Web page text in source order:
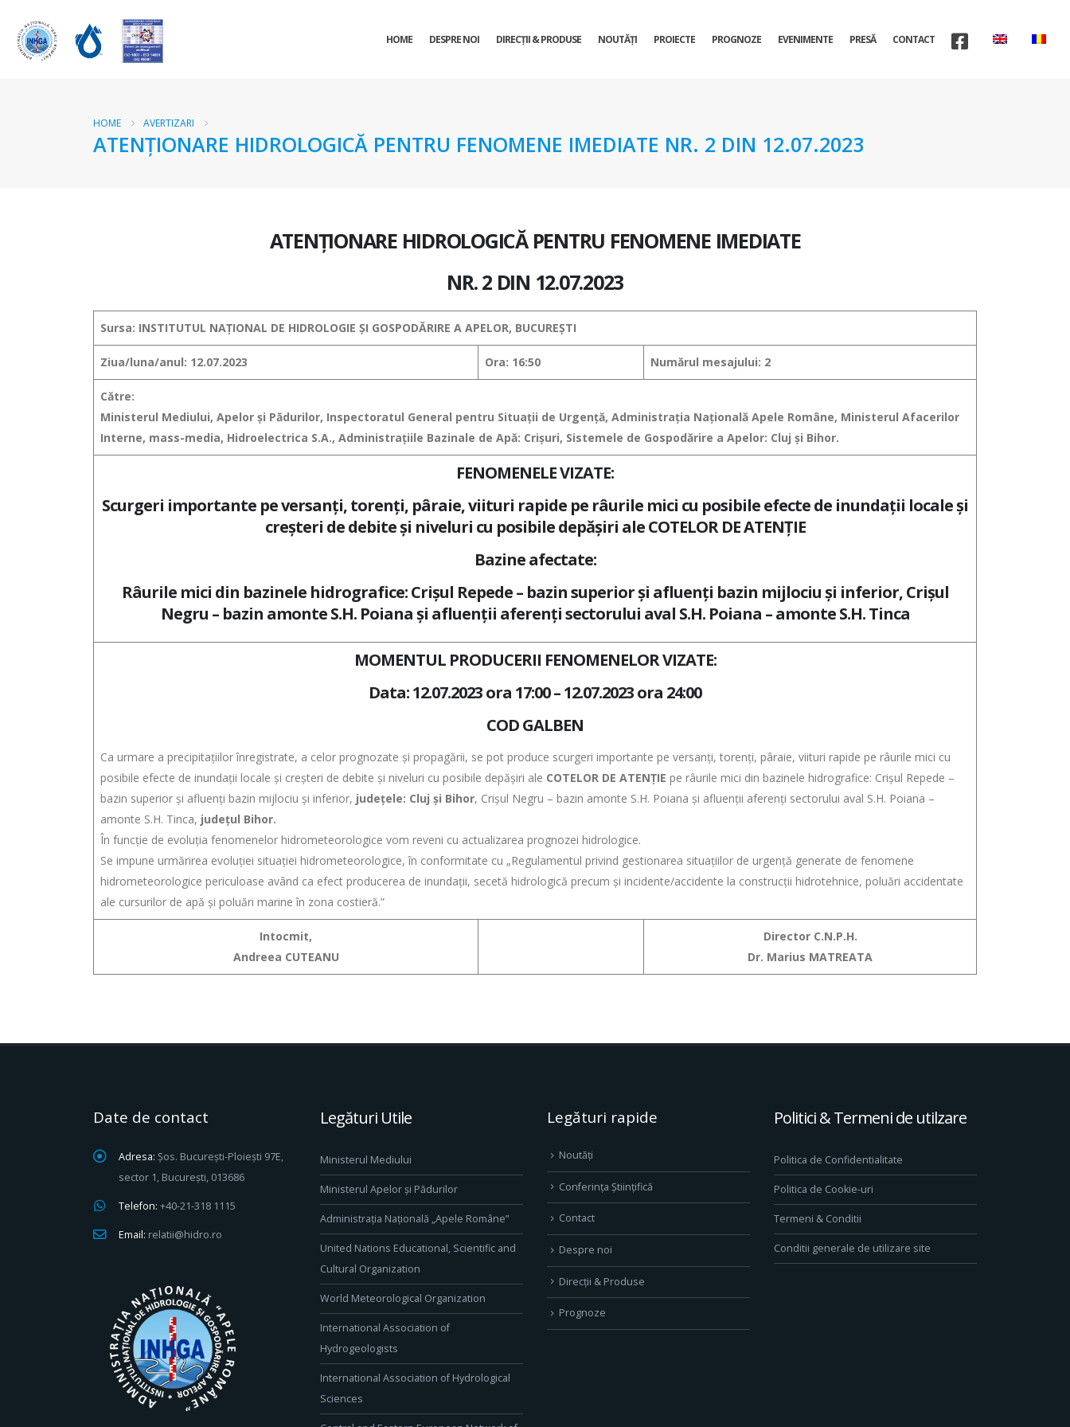
HOME DESPRE NOI DIRECŢII & PRODUSE NOUTĂȚI PROIECTE PROGNOZE EVENIMENTE PRESĂ CONTACT
HOME AVERTIZARI
ATENŢIONARE HIDROLOGICĂ PENTRU FENOMENE IMEDIATE NR. 2 DIN 12.07.2023
ATENŢIONARE HIDROLOGICĂ PENTRU FENOMENE IMEDIATE
NR. 2 DIN 12.07.2023
Sursa: INSTITUTUL NAȚIONAL DE HIDROLOGIE ȘI GOSPODĂRIRE A APELOR, BUCUREȘTI
Ziua/luna/anul: 12.07.2023 Ora: 16:50 Numărul mesajului: 2
Către:
Ministerul Mediului, Apelor şi Pădurilor, Inspectoratul General pentru Situaţii de Urgenţă, Administraţia Naţională Apele Române, Ministerul Afacerilor
Interne, mass-media, Hidroelectrica S.A., Administraţiile Bazinale de Apă: Crișuri, Sistemele de Gospodărire a Apelor: Cluj și Bihor.
FENOMENELE VIZATE:
Scurgeri importante pe versanţi, torenţi, pâraie, viituri rapide pe râurile mici cu posibile efecte de inundaţii locale şi
creşteri de debite şi niveluri cu posibile depăşiri ale COTELOR DE ATENŢIE
Bazine afectate:
Râurile mici din bazinele hidrografice: Crișul Repede – bazin superior și afluenți bazin mijlociu și inferior, Crișul
Negru – bazin amonte S.H. Poiana și afluenții aferenți sectorului aval S.H. Poiana – amonte S.H. Tinca
MOMENTUL PRODUCERII FENOMENELOR VIZATE:
Data: 12.07.2023 ora 17:00 – 12.07.2023 ora 24:00
COD GALBEN
Ca urmare a precipitaţiilor înregistrate, a celor prognozate şi propagării, se pot produce scurgeri importante pe versanţi, torenţi, pâraie, viituri rapide pe râurile mici cu
posibile efecte de inundaţii locale şi creşteri de debite şi niveluri cu posibile depăşiri ale COTELOR DE ATENŢIE pe râurile mici din bazinele hidrografice: Crișul Repede –
bazin superior și afluenți bazin mijlociu și inferior, județele: Cluj și Bihor, Crișul Negru – bazin amonte S.H. Poiana și afluenții aferenți sectorului aval S.H. Poiana –
amonte S.H. Tinca, județul Bihor.
În funcție de evoluția fenomenelor hidrometeorologice vom reveni cu actualizarea prognozei hidrologice.
Se impune urmărirea evoluției situației hidrometeorologice, în conformitate cu „Regulamentul privind gestionarea situațiilor de urgență generate de fenomene
hidrometeorologice periculoase având ca efect producerea de inundații, secetă hidrologică precum și incidente/accidente la construcții hidrotehnice, poluări accidentate
ale cursurilor de apă și poluări marine în zona costieră.”
Intocmit,
Andreea CUTEANU
Director C.N.P.H.
Dr. Marius MATREATA
Date de contact
Adresa: Șos. București-Ploiești 97E,
sector 1, București, 013686
Telefon: +40-21-318 1115
Email: relatii@hidro.ro
Legături Utile
Ministerul Mediului
Ministerul Apelor și Pădurilor
Administrația Națională „Apele Române”
United Nations Educational, Scientific and
Cultural Organization
World Meteorological Organization
International Association of
Hydrogeologists
International Association of Hydrological
Sciences
Legături rapide
Noutăți
Conferința Științifică
Contact
Despre noi
Direcţii & Produse
Prognoze
Politici & Termeni de utilzare
Politica de Confidentialitate
Politica de Cookie-uri
Termeni & Conditii
Conditii generale de utilizare site